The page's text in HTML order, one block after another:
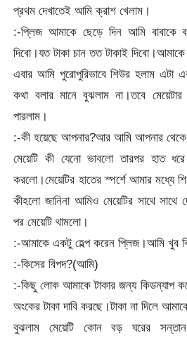
প্রথম দেখাতেই আমি ক্রাশ খেলাম।
:-প্লিজ আমাকে ছেড়ে দিন আমি বাবাকে
দিবো।যত টাকা চান তত টাকাই
এবার আমি পুরোপুরিভাবে শিউর হলাম এটা
কথা বলার মানে বুঝলাম না।তবে
পারলাম।
:-কী হয়েছে আপনার?আর আমি আপনার থেকে
মেয়েটি কী যেনো ভাবলো তারপর হাত
করলো।মেয়েটির হাতের স্পর্শে আমার মধ্যে
কীহলো জানিনা আমিও মেয়েটির সাথে
পর মেয়েটি থামলো।
:-আমাকে একটু হেল্প করেন প্লিজ।আমি খুব
:-কিসের বিপদ?(আমি)
:-কিছু লোক আমাকে টাকার জন্য কিডন্যাপ
অংকের টাকা দাবি করছে।টাকা না দিলে
বুঝলাম মেয়েটি কোন বড় ঘরের